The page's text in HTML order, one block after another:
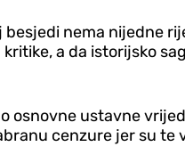
nema nijedne
a da istorijsko
osnovne ustavne
cenzure jer su